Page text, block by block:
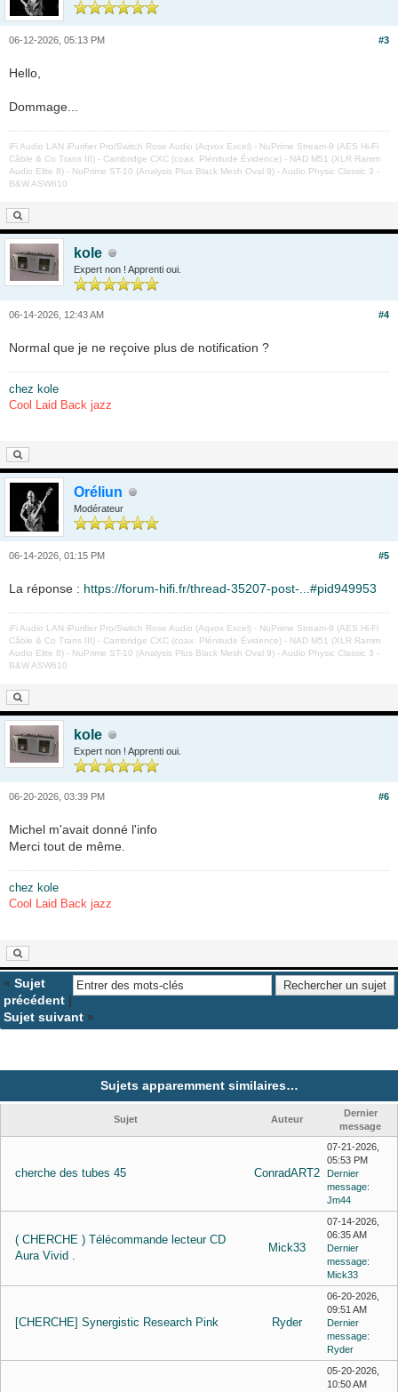
#3
06-12-2026, 05:13 PM
Hello,
Dommage...
iFi Audio LAN iPurifier Pro/Switch Rose Audio (Aqvox Excel) - NuPrime Stream-9 (AES Hi-Fi
Câble & Co Trans III) - Cambridge CXC (coax. Plénitude Évidence) - NAD M51 (XLR Ramm
Audio Elite 8) - NuPrime ST-10 (Analysis Plus Black Mesh Oval 9) - Audio Physic Classic 3 -
B&W ASW610
kole
Expert non ! Apprenti oui.
#4
06-14-2026, 12:43 AM
Normal que je ne reçoive plus de notification ?
chez kole
Cool Laid Back jazz
Oréliun
Modérateur
#5
06-14-2026, 01:15 PM
La réponse : https://forum-hifi.fr/thread-35207-post-...#pid949953
iFi Audio LAN iPurifier Pro/Switch Rose Audio (Aqvox Excel) - NuPrime Stream-9 (AES Hi-Fi
Câble & Co Trans III) - Cambridge CXC (coax. Plénitude Évidence) - NAD M51 (XLR Ramm
Audio Elite 8) - NuPrime ST-10 (Analysis Plus Black Mesh Oval 9) - Audio Physic Classic 3 -
B&W ASW610
kole
Expert non ! Apprenti oui.
#6
06-20-2026, 03:39 PM
Michel m'avait donné l'info
Merci tout de même.
chez kole
Cool Laid Back jazz
« Sujet
précédent |
Sujet suivant »
Sujets apparemment similaires…
Sujet Auteur
Dernier
message
cherche des tubes 45 ConradART2
07-21-2026,
05:53 PM
Dernier
message:
Jm44
( CHERCHE ) Télécommande lecteur CD
Aura Vivid .
Mick33
07-14-2026,
06:35 AM
Dernier
message:
Mick33
[CHERCHE] Synergistic Research Pink Ryder
06-20-2026,
09:51 AM
Dernier
message:
Ryder
05-20-2026,
10:50 AM